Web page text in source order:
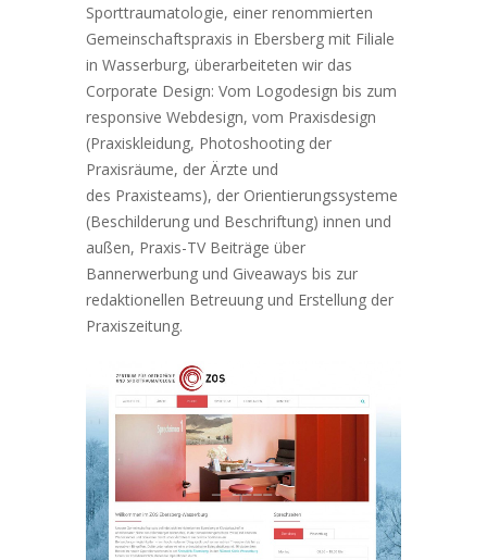
Sporttraumatologie, einer renommierten
Gemeinschaftspraxis in Ebersberg mit Filiale
in Wasserburg, überarbeiteten wir das
Corporate Design: Vom Logodesign bis zum
responsive Webdesign, vom Praxisdesign
(Praxiskleidung, Photoshooting der
Praxisräume, der Ärzte und
des Praxisteams), der Orientierungssysteme
(Beschilderung und Beschriftung) innen und
außen, Praxis-TV Beiträge über
Bannerwerbung und Giveaways bis zur
redaktionellen Betreuung und Erstellung der
Praxiszeitung.